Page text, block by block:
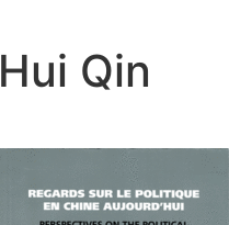
Hui Qin